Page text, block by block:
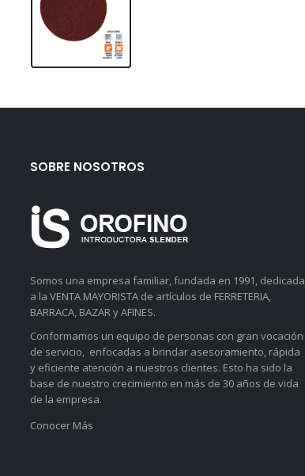
SOBRE NOSOTROS
Somos una empresa familiar, fundada en 1991, dedicada
a la VENTA MAYORISTA de artículos de FERRETERIA,
BARRACA, BAZAR y AFINES.
Conformamos un equipo de personas con gran vocación
de servicio, enfocadas a brindar asesoramiento, rápida
y eficiente atención a nuestros clientes. Esto ha sido la
base de nuestro crecimiento en más de 30 años de vida
de la empresa.
Conocer Más